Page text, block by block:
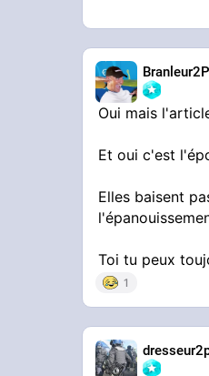
Oui mais
Et oui c'est
Elles baisent
Toi tu peux
1